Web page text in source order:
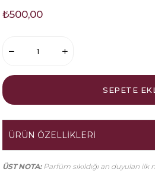
₺500,00
ÜRÜN ÖZELLIKLERI
ÜST NOTA:Parfüm sıkıldığı an duyulan ilk